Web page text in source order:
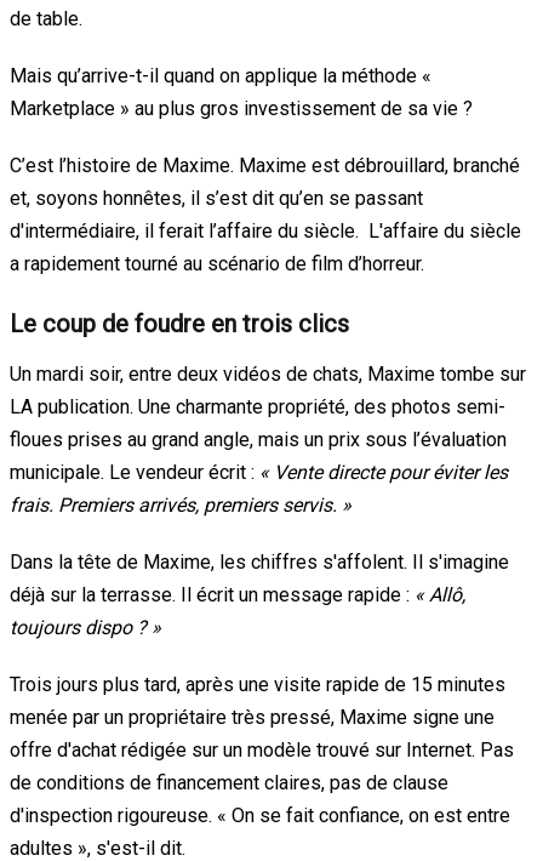
de table.
Mais qu’arrive-t-il quand on applique la méthode «
Marketplace » au plus gros investissement de sa vie ?
C’est l’histoire de Maxime. Maxime est débrouillard, branché
et, soyons honnêtes, il s’est dit qu’en se passant
d'intermédiaire, il ferait l’affaire du siècle. L'affaire du siècle
a rapidement tourné au scénario de film d’horreur.
Le coup de foudre en trois clics
Un mardi soir, entre deux vidéos de chats, Maxime tombe sur
LA publication. Une charmante propriété, des photos semi-
floues prises au grand angle, mais un prix sous l’évaluation
municipale. Le vendeur écrit : « Vente directe pour éviter les
frais. Premiers arrivés, premiers servis. »
Dans la tête de Maxime, les chiffres s'affolent. Il s'imagine
déjà sur la terrasse. Il écrit un message rapide : « Allô,
toujours dispo ? »
Trois jours plus tard, après une visite rapide de 15 minutes
menée par un propriétaire très pressé, Maxime signe une
offre d'achat rédigée sur un modèle trouvé sur Internet. Pas
de conditions de financement claires, pas de clause
d'inspection rigoureuse. « On se fait confiance, on est entre
adultes », s'est-il dit.